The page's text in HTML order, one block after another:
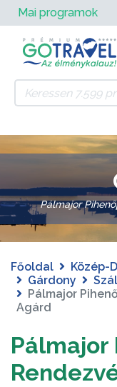
Mai programok
Pálmajor
Főoldal Közép-
Gárdony
Pálmajor
Agárd
Pálmajor